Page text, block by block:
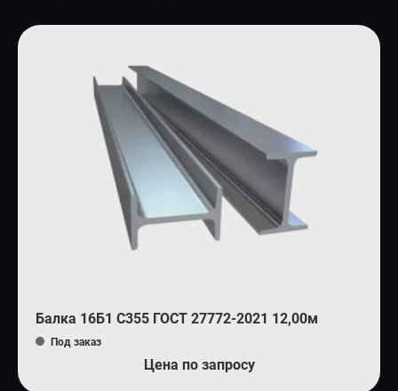
Балка 16Б1 С355 ГОСТ 27772-2021 12,00м
Под заказ
Цена по запросу